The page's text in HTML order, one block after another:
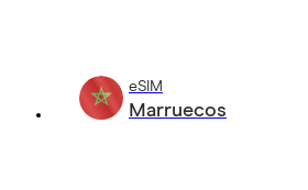
eSIM
Marruecos